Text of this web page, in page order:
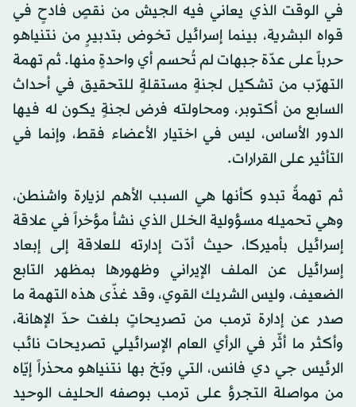
في الوقت الذي يعاني فيه الجيش من نقصٍ فادحٍ في
قواه البشرية، بينما إسرائيل تخوض بتدبيرٍ من نتنياهو
حرباً على عدّة جبهات لم تُحسم أي واحدةٍ منها. ثم تهمة
التهرّب من تشكيل لجنةٍ مستقلةٍ للتحقيق في أحداث
السابع من أكتوبر، ومحاولته فرض لجنةٍ يكون له فيها
الدور الأساس، ليس في اختيار الأعضاء فقط، وإنما في
التأثير على القرارات.
ثم تهمةٌ تبدو كأنها هي السبب الأهم لزيارة واشنطن،
وهي تحميله مسؤولية الخلل الذي نشأ مؤخراً في علاقة
إسرائيل بأميركا، حيث أدّت إدارته للعلاقة إلى إبعاد
إسرائيل عن الملف الإيراني وظهورها بمظهر التابع
الضعيف، وليس الشريك القوي، وقد غذّى هذه التهمة ما
صدر عن إدارة ترمب من تصريحاتٍ بلغت حدّ الإهانة،
وأكثر ما أثّر في الرأي العام الإسرائيلي تصريحات نائب
الرئيس جي دي فانس، التي وبّخ بها نتنياهو محذراً إيّاه
من مواصلة التجرؤ على ترمب بوصفه الحليف الوحيد